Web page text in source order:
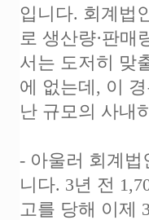
입니다. 회계법
로 생산량·판매
서는 도저히 맞
에 없는데, 이
난 규모의 사내
- 아울러 회계법
니다. 3년 전
고를 당해 이제